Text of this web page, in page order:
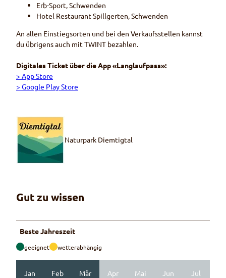
Erb-Sport, Schwenden
Hotel Restaurant Spillgerten, Schwenden
An allen Einstiegsorten und bei den Verkaufsstellen kannst
du übrigens auch mit TWINT bezahlen.
Digitales Ticket über die App «Langlaufpass»:
> App Store
> Google Play Store
Naturpark Diemtigtal
Gut zu wissen
Beste Jahreszeit
geeignet wetterabhängig
Jan Feb Mär Apr Mai Jun Jul